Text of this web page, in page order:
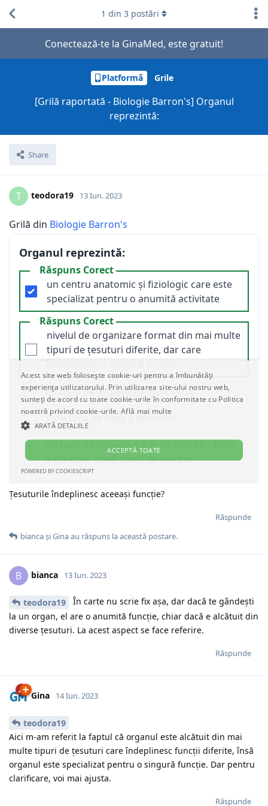
Conectează-te la GinaMed, este gratuit!
Platformă Grile
[Grilă raportată - Biologie Barron's] Organul
reprezintă:
Share
1 din 3 postări
T teodora19 13 Iun. 2023
Țesuturile îndeplinesc aceeași funcție?
Răspunde
biancașiGinaau răspuns la această postare.
B bianca 13 Iun. 2023
teodora19
În carte nu scrie fix așa, dar dacă te gândești
la un organ, el are o anumită funcție, chiar dacă e alcătuit din
diverse țesuturi. La acest aspect se face referire.
Răspunde
Gina 14 Iun. 2023
teodora19
Aici m-am referit la faptul că organul este alcătuit din mai
multe tipuri de țesuturi care îndeplinesc funcții diferite, însă
organul este specializat pentru o singură funcție. Dar pentru
clarificare, voi mai ajusta.
Răspunde